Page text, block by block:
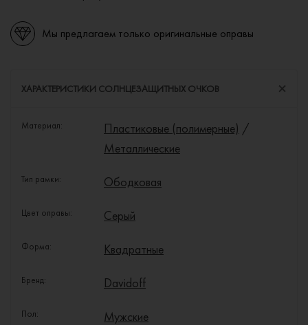
Мы предлагаем только оригинальные оправы
ХАРАКТЕРИСТИКИ СОЛНЦЕЗАЩИТНЫХ ОЧКОВ
Материал: Пластиковые (полимерные) /
Металлические
Тип рамки: Ободковая
Цвет оправы: Серый
Форма: Квадратные
Бренд: Davidoff
Пол: Мужские